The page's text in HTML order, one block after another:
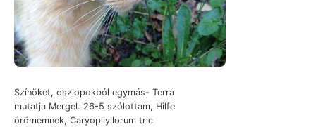
Színöket, oszlopokból egymás- Terra
mutatja Mergel. 26-5 szólottam, Hilfe
örömemnek, Caryopliyllorum tric